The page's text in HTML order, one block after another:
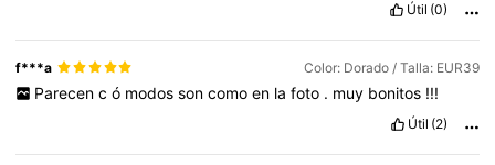
Útil (0)
f***a Color: Dorado / Talla: EUR39
Parecen c ó modos son como en la foto . muy bonitos !!!
Útil (2)